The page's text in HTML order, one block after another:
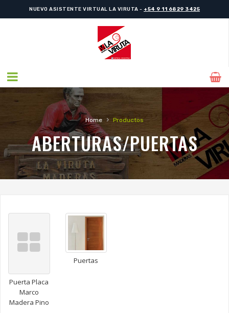
NUEVO ASISTENTE VIRTUAL LA VIRUTA - +54 9 11 6829 3425
Home › Productos
ABERTURAS/PUERTAS
Puerta Placa
Marco
Madera Pino
Puertas